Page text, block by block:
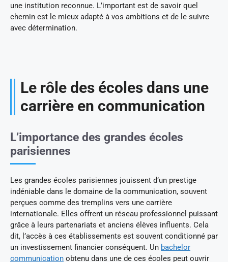
une institution reconnue. L’important est de savoir quel
chemin est le mieux adapté à vos ambitions et de le suivre
avec détermination.
Le rôle des écoles dans une
carrière en communication
L’importance des grandes écoles
parisiennes
Les grandes écoles parisiennes jouissent d’un prestige
indéniable dans le domaine de la communication, souvent
perçues comme des tremplins vers une carrière
internationale. Elles offrent un réseau professionnel puissant
grâce à leurs partenariats et anciens élèves influents. Cela
dit, l’accès à ces établissements est souvent conditionné par
un investissement financier conséquent. Un bachelor
communication obtenu dans une de ces écoles peut ouvrir